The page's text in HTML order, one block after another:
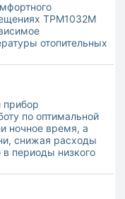
ТРМ1032М
отопительных
по оптимальной
ночное время, а
снижая расходы
периоды низкого